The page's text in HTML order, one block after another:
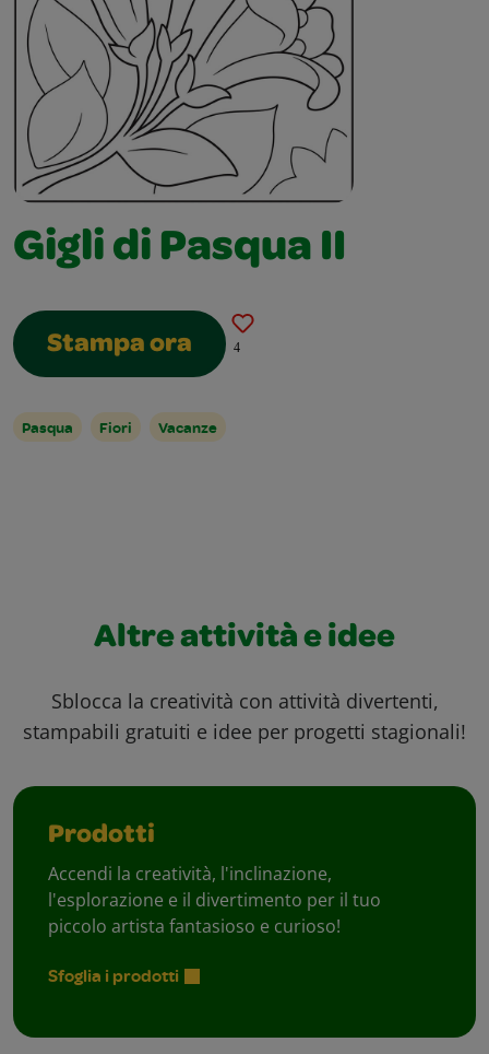
Gigli di Pasqua II
Stampa ora 4
Pasqua Fiori Vacanze
Altre attività e idee
Sblocca la creatività con attività divertenti,
stampabili gratuiti e idee per progetti stagionali!
Prodotti
Accendi la creatività, l'inclinazione,
l'esplorazione e il divertimento per il tuo
piccolo artista fantasioso e curioso!
Sfoglia i prodotti